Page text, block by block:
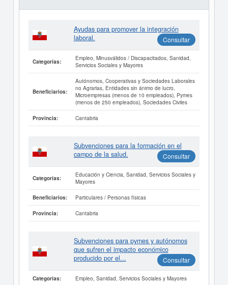
Ayudas para promover la integración
laboral.
Consultar
Categorías:
Empleo, Minusválidos / Discapacitados, Sanidad,
Servicios Sociales y Mayores
Beneficiarios:
Autónomos, Cooperativas y Sociedades Laborales
no Agrarias, Entidades sin ánimo de lucro,
Microempresas (menos de 10 empleados), Pymes
(menos de 250 empleados), Sociedades Civiles
Provincia: Cantabria
Subvenciones para la formación en el
campo de la salud.
Consultar
Categorías:
Educación y Ciencia, Sanidad, Servicios Sociales y
Mayores
Beneficiarios: Particulares / Personas físicas
Provincia: Cantabria
Subvenciones para pymes y autónomos
que sufren el impacto económico
producido por el...
Consultar
Categorías: Empleo, Sanidad, Servicios Sociales y Mayores